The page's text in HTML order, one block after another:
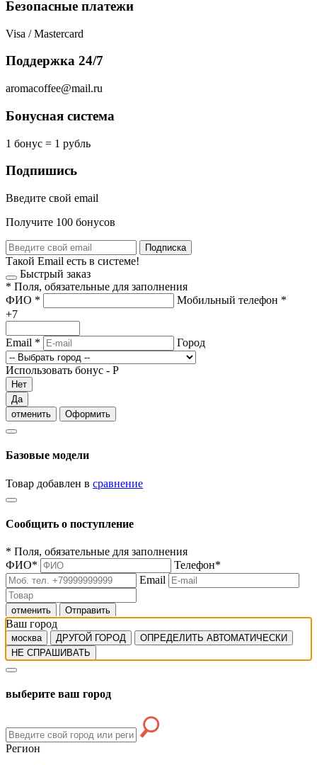
Безопасные платежи
Visa / Mastercard
Поддержка 24/7
aromacoffee@mail.ru
Бонусная система
1 бонус = 1 рубль
Подпишись
Введите свой email
Получите 100 бонусов
Подписка
Такой Email есть в системе!
Быстрый заказ
* Поля, обязательные для заполнения
ФИО * Мобильный телефон *
+7
Email * Город
Использовать бонус - Р
Нет
Да
отменить
Оформить
Базовые модели
Товар добавлен в сравнение
Сообщить о поступление
* Поля, обязательные для заполнения
ФИО* Телефон*
Email
отменить Отправить
Ваш город
москва ДРУГОЙ ГОРОД
ОПРЕДЕЛИТЬ АВТОМАТИЧЕСКИ
НЕ СПРАШИВАТЬ
выберите ваш город
Регион